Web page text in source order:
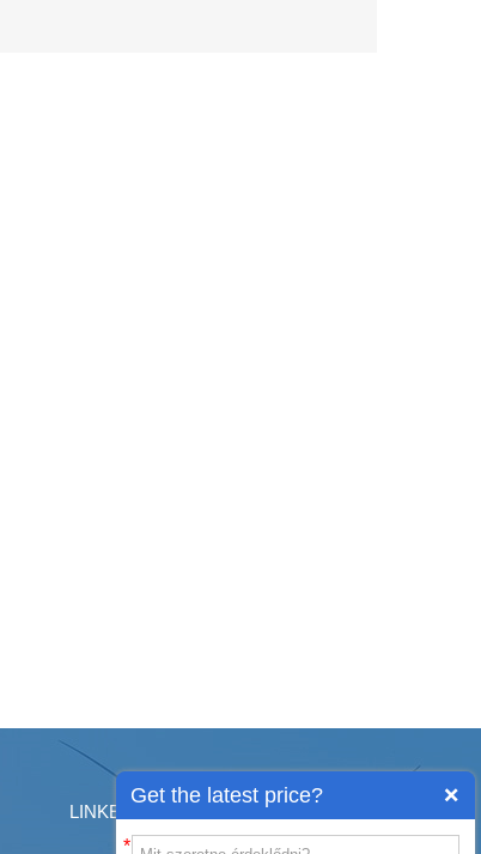
Get the latest price?
*
LINKEK